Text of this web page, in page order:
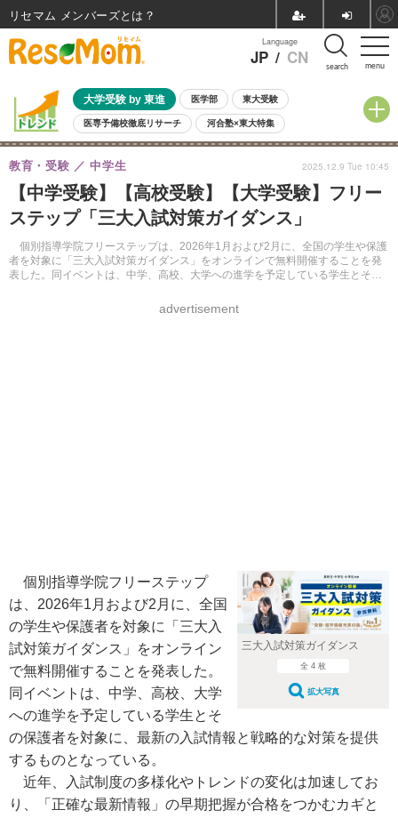
menu
Language
JP / CN search
大学受験 by 東進 医学部 東大受験
医専予備校徹底リサーチ 河合塾×東大特集
親子で考える大学選び 高校受験 中学受験 小学校受験
共通テスト 夏休み
8月開催イベント・WS 全国公立高校 過去問 人気記事
自由研究教材（小学生向け） 自由研究教材（中学生向け） ランキング
【中学受験】【高校受験】【大学受験】フリー
ステップ「三大入試対策ガイダンス」
個別指導学院フリーステップは、2026年1月および2月に、全国の学生や保護
者を対象に「三大入試対策ガイダンス」をオンラインで無料開催することを発
表した。同イベントは、中学、高校、大学への進学を予定している学生とその
教育・受験 中学生
advertisement
2025.12.9 Tue 10:45
三大入試対策ガイダンス
全 4 枚
拡大写真
個別指導学院フリーステップ
は、2026年1月および2月に、全国
の学生や保護者を対象に「三大入
試対策ガイダンス」をオンライン
で無料開催することを発表した。
同イベントは、中学、高校、大学
への進学を予定している学生とそ
の保護者を対象に、最新の入試情報と戦略的な対策を提供
するものとなっている。
近年、入試制度の多様化やトレンドの変化は加速してお
り、「正確な最新情報」の早期把握が合格をつかむカギと
リセマム メンバーズ